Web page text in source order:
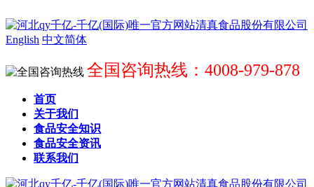
English 中文简体
全国咨询热线：4008-979-878
首页
关于我们
食品安全知识
食品安全资讯
联系我们